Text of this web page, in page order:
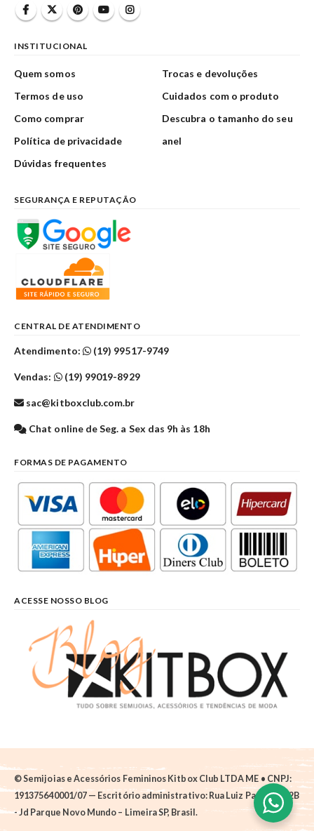
INSTITUCIONAL
Quem somos
Termos de uso
Como comprar
Política de privacidade
Dúvidas frequentes
Trocas e devoluções
Cuidados com o produto
Descubra o tamanho do seu
anel
SEGURANÇA E REPUTAÇÃO
CENTRAL DE ATENDIMENTO
Atendimento: (19) 99517-9749
Vendas: (19) 99019-8929
sac@kitboxclub.com.br
Chat online de Seg. a Sex das 9h às 18h
FORMAS DE PAGAMENTO
ACESSE NOSSO BLOG
© Semijoias e Acessórios Femininos Kitbox Club LTDA ME • CNPJ:
191375640001/07 — Escritório administrativo: Rua Luiz Pantano, 62B
- Jd Parque Novo Mundo – Limeira SP, Brasil.